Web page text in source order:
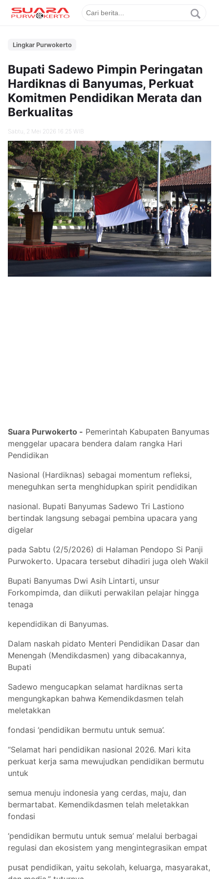
Lingkar Purwokerto
Bupati Sadewo Pimpin Peringatan
Hardiknas di Banyumas, Perkuat
Komitmen Pendidikan Merata dan
Berkualitas
Sabtu, 2 Mei 2026 16.25 WIB
Suara Purwokerto - Pemerintah Kabupaten Banyumas
menggelar upacara bendera dalam rangka Hari
Pendidikan
Nasional (Hardiknas) sebagai momentum refleksi,
meneguhkan serta menghidupkan spirit pendidikan
nasional. Bupati Banyumas Sadewo Tri Lastiono
bertindak langsung sebagai pembina upacara yang
digelar
pada Sabtu (2/5/2026) di Halaman Pendopo Si Panji
Purwokerto. Upacara tersebut dihadiri juga oleh Wakil
Bupati Banyumas Dwi Asih Lintarti, unsur
Forkompimda, dan diikuti perwakilan pelajar hingga
tenaga
kependidikan di Banyumas.
Dalam naskah pidato Menteri Pendidikan Dasar dan
Menengah (Mendikdasmen) yang dibacakannya,
Bupati
Sadewo mengucapkan selamat hardiknas serta
mengungkapkan bahwa Kemendikdasmen telah
meletakkan
fondasi ‘pendidikan bermutu untuk semua’.
“Selamat hari pendidikan nasional 2026. Mari kita
perkuat kerja sama mewujudkan pendidikan bermutu
untuk
semua menuju indonesia yang cerdas, maju, dan
bermartabat. Kemendikdasmen telah meletakkan
fondasi
‘pendidikan bermutu untuk semua’ melalui berbagai
regulasi dan ekosistem yang mengintegrasikan empat
pusat pendidikan, yaitu sekolah, keluarga, masyarakat,